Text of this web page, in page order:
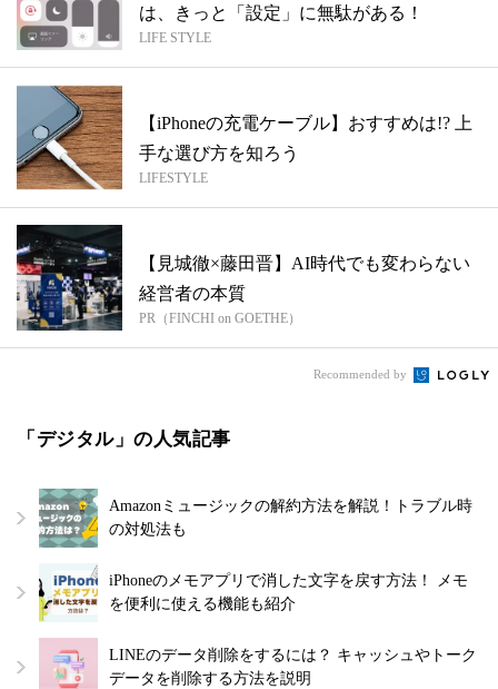
は、きっと「設定」に無駄がある！
LIFE STYLE
【iPhoneの充電ケーブル】おすすめは!? 上
手な選び方を知ろう
LIFESTYLE
【見城徹×藤田晋】AI時代でも変わらない
経営者の本質
PR（FINCHI on GOETHE）
Recommended by
「デジタル」の人気記事
Amazonミュージックの解約方法を解説！トラブル時
の対処法も
iPhoneのメモアプリで消した文字を戻す方法！ メモ
を便利に使える機能も紹介
LINEのデータ削除をするには？ キャッシュやトーク
データを削除する方法を説明